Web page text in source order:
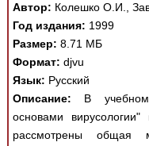
Автор: Колешко О.И.,
Год издания: 1999
Размер: 8.71 МБ
Формат: djvu
Язык: Русский
Описание: В учебном
основами
рассмотрены общая